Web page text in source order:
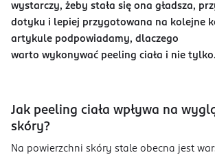
wystarczy, żeby stała się ona gładsza,
dotyku i lepiej przygotowana na kolejne
artykule podpowiadamy, dlaczego
warto wykonywać peeling ciała i nie
Jak peeling ciała wpływa na
skóry?
Na powierzchni skóry stale obecna jest